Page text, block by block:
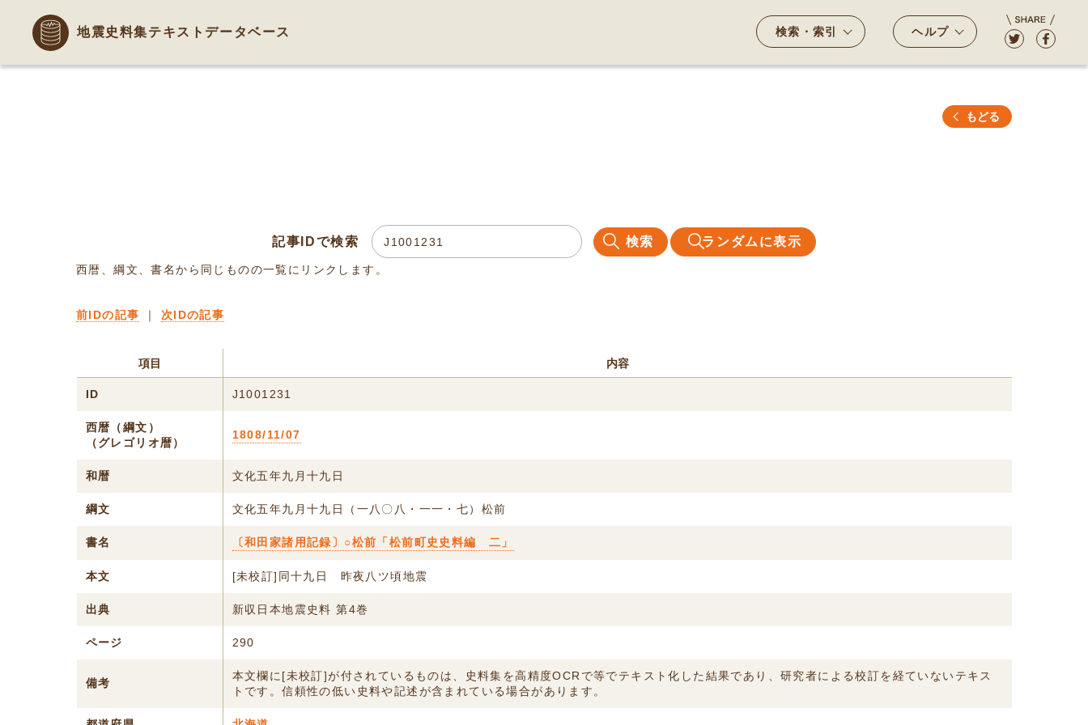
地震史料集テキストデータベース 検索・索引 ヘルプ
もどる
記事IDで検索 検索 ランダムに表示
西暦、綱文、書名から同じものの一覧にリンクします。
前IDの記事 ｜ 次IDの記事
項目 内容
ID J1001231
西暦（綱文）
（グレゴリオ暦）
1808/11/07
和暦 文化五年九月十九日
綱文 文化五年九月十九日（一八〇八・一一・七）松前
書名 〔和田家諸用記録〕○松前「松前町史史料編 二」
本文 [未校訂]同十九日 昨夜八ツ頃地震
出典 新収日本地震史料 第4巻
ページ 290
備考
本文欄に[未校訂]が付されているものは、史料集を高精度OCRで等でテキスト化した結果であり、研究者による校訂を経ていないテキス
トです。信頼性の低い史料や記述が含まれている場合があります。